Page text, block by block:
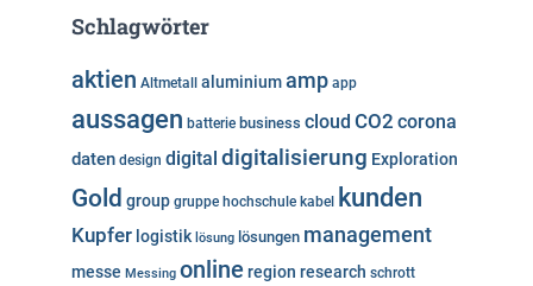
Schlagwörter
aktien Altmetall aluminiumamp app
aussagen batterie business cloud CO2 corona
daten design digital digitalisierung Exploration
Gold group gruppe hochschule kabel kunden
Kupfer logistik lösung lösungen management
messe Messing online region research schrott